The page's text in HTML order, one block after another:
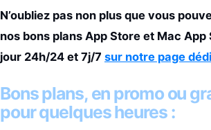
N’oubliez pas non plus que vous
nos bons plans App Store et Mac App
jour 24h/24 et 7j/7 sur notre page
Bons plans, en promo ou
pour quelques heures :